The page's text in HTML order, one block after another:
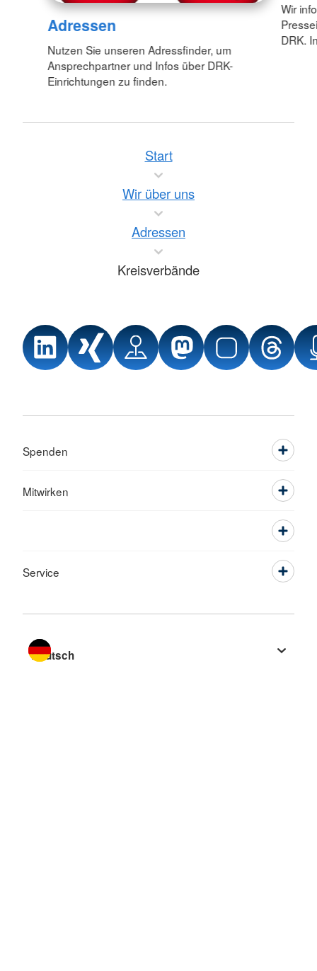
Adressen
Nutzen Sie unseren Adressfinder, um
Ansprechpartner und Infos über DRK-
Einrichtungen zu finden.
Wir
DRK.
Start
Wir über uns
Adressen
Kreisverbände
Spenden
Mitwirken
Service
Sprache wechseln zu